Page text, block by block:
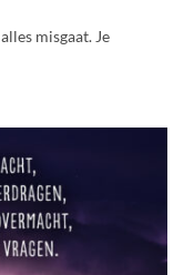
misgaat. Je